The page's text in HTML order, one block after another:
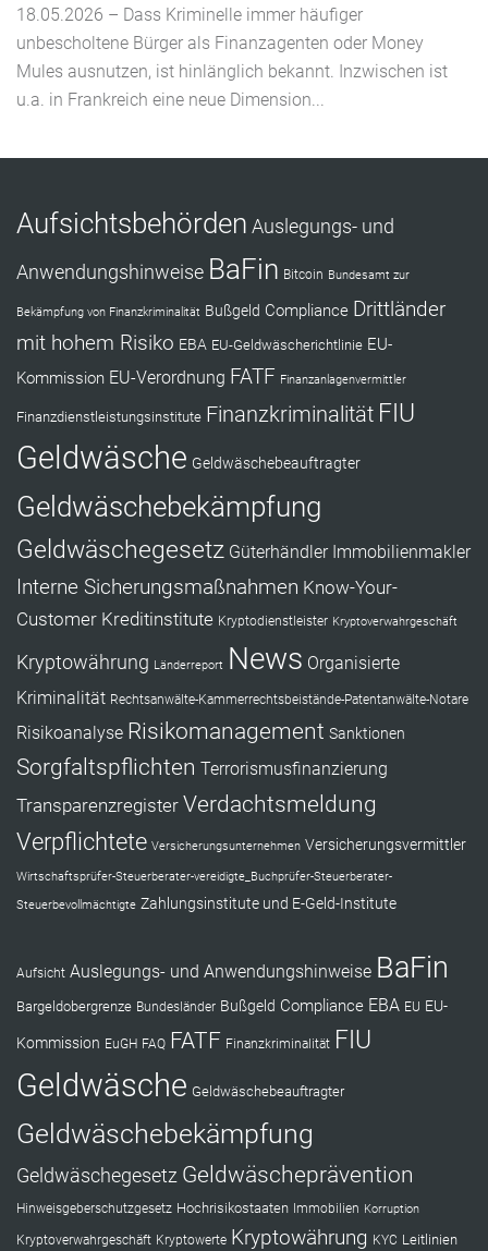
18.05.2026 – Dass Kriminelle immer häufiger
unbescholtene Bürger als Finanzagenten oder Money
Mules ausnutzen, ist hinlänglich bekannt. Inzwischen ist
u.a. in Frankreich eine neue Dimension...
Aufsichtsbehörden Auslegungs- und
Anwendungshinweise BaFin Bitcoin Bundesamt zur
Bekämpfung von Finanzkriminalität Bußgeld Compliance Drittländer
mit hohem Risiko EBA EU-Geldwäscherichtlinie EU-
Kommission EU-Verordnung FATF Finanzanlagenvermittler
Finanzdienstleistungsinstitute Finanzkriminalität FIU
Geldwäsche Geldwäschebeauftragter
Geldwäschebekämpfung
Geldwäschegesetz Güterhändler Immobilienmakler
Interne Sicherungsmaßnahmen Know-Your-
Customer Kreditinstitute Kryptodienstleister Kryptoverwahrgeschäft
Kryptowährung Länderreport News Organisierte
Kriminalität Rechtsanwälte-Kammerrechtsbeistände-Patentanwälte-Notare
Risikoanalyse Risikomanagement Sanktionen
Sorgfaltspflichten Terrorismusfinanzierung
Transparenzregister Verdachtsmeldung
Verpflichtete Versicherungsunternehmen Versicherungsvermittler
Wirtschaftsprüfer-Steuerberater-vereidigte_Buchprüfer-Steuerberater-
Steuerbevollmächtigte Zahlungsinstitute und E-Geld-Institute
Aufsicht Auslegungs- und Anwendungshinweise BaFin
Bargeldobergrenze Bundesländer Bußgeld Compliance EBA EU EU-
Kommission EuGH FAQ FATF Finanzkriminalität FIU
Geldwäsche Geldwäschebeauftragter
Geldwäschebekämpfung
Geldwäschegesetz Geldwäscheprävention
Hinweisgeberschutzgesetz Hochrisikostaaten Immobilien Korruption
Kryptoverwahrgeschäft Kryptowerte Kryptowährung KYC Leitlinien